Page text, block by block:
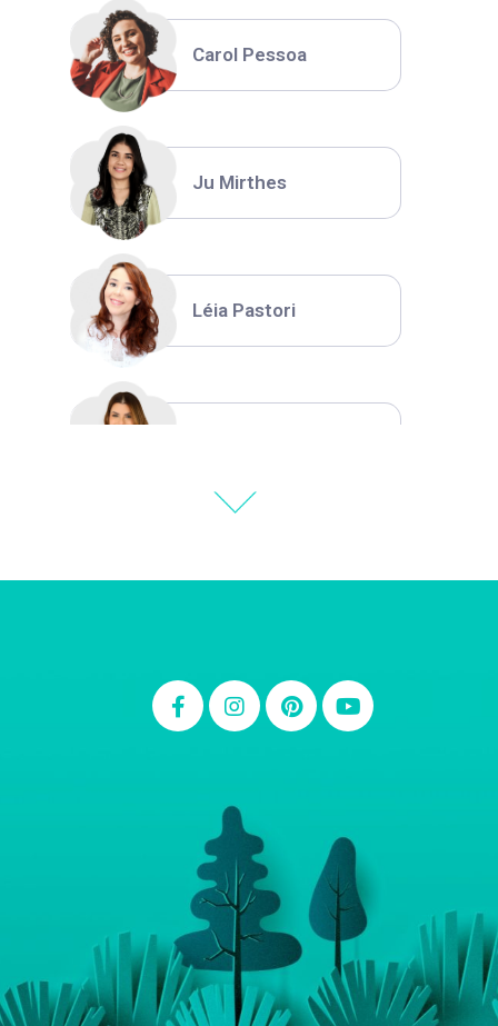
Carol Pessoa
Ju Mirthes
Léia Pastori
Carla Eschberger
Carol Pessoa
Ju Mirthes